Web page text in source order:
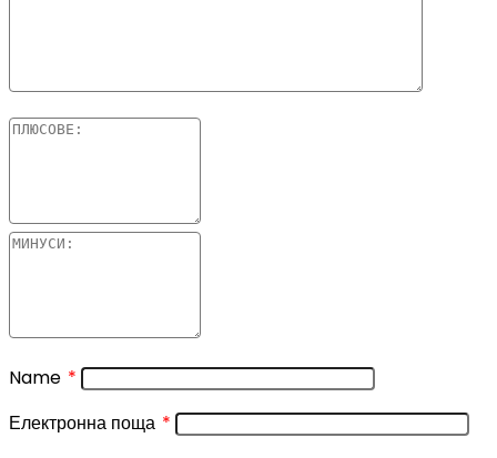
Name *
Електронна поща *